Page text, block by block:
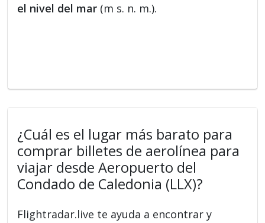
el nivel del mar (m s. n. m.).
¿Cuál es el lugar más barato para
comprar billetes de aerolínea para
viajar desde Aeropuerto del
Condado de Caledonia (LLX)?
Flightradar.live te ayuda a encontrar y